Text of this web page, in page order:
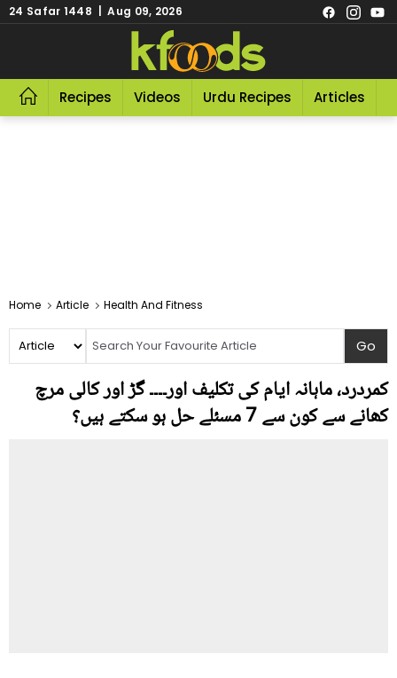
24 Safar 1448 | Aug 09, 2026
Recipes Videos Urdu Recipes Articles
Home Article Health And Fitness
کمردرد، ماہانہ ایام کی تکلیف اور۔۔۔۔ گڑ اور کالی مرچ
کھانے سے کون سے 7 مسئلے حل ہو سکتے ہیں؟